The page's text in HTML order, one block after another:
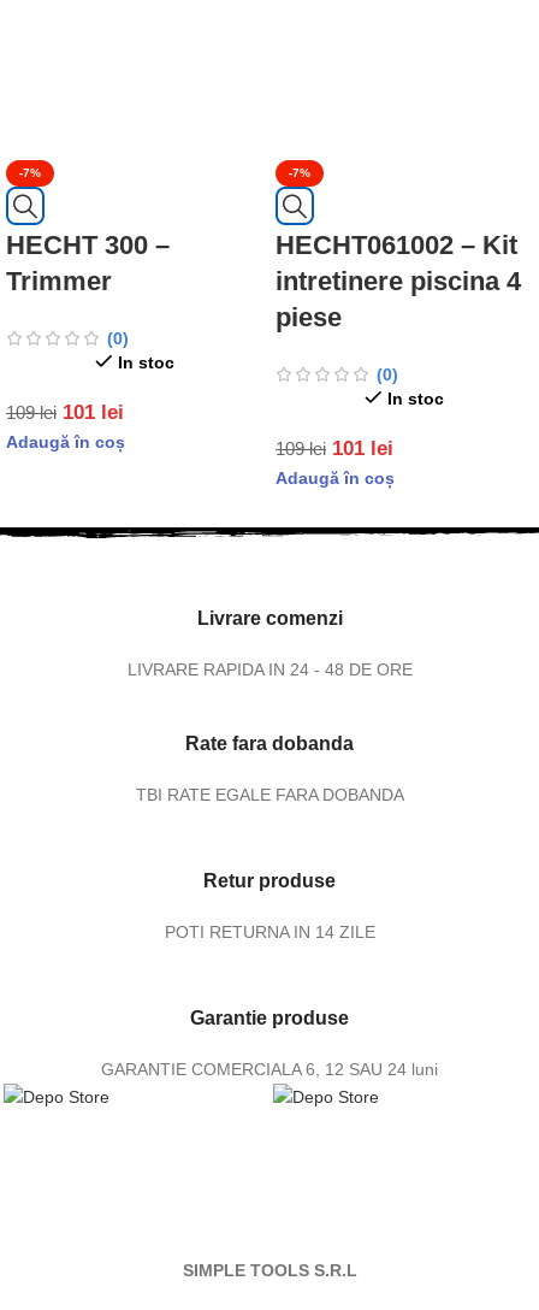
-7%
HECHT 300 –
Trimmer
(0)
In stoc
109lei 101 lei
Adaugă în coș
-7%
HECHT061002 – Kit
intretinere piscina 4
piese
(0)
In stoc
109lei 101 lei
Adaugă în coș
Livrare comenzi
LIVRARE RAPIDA IN 24 - 48 DE ORE
Rate fara dobanda
TBI RATE EGALE FARA DOBANDA
Retur produse
POTI RETURNA IN 14 ZILE
Garantie produse
GARANTIE COMERCIALA 6, 12 SAU 24 luni
SIMPLE TOOLS S.R.L